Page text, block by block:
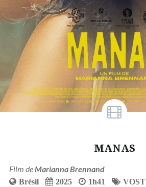
MANAS
Film de Marianna Brennand
Brésil 2025 1h41
VOST